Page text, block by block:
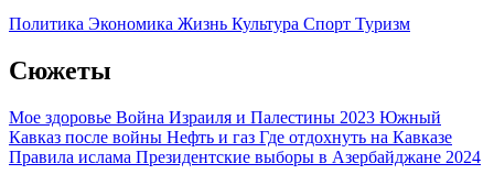
Политика Экономика Жизнь Культура Спорт Туризм
Сюжеты
Мое здоровье Война Израиля и Палестины 2023 Южный
Кавказ после войны Нефть и газ Где отдохнуть на Кавказе
Правила ислама Президентские выборы в Азербайджане 2024